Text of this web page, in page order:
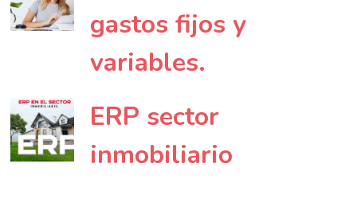
gastos fijos y
variables.
ERP sector
inmobiliario